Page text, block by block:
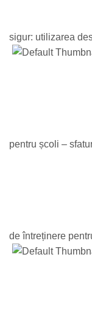
sigur: utilizarea
pentru școli –
de întreținere